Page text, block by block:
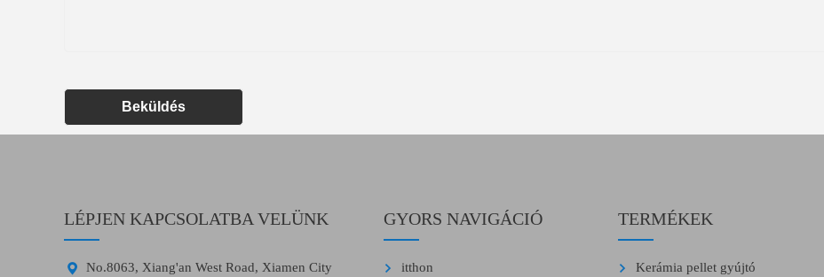
Beküldés
LÉPJEN KAPCSOLATBA VELÜNK

No.8063, Xiang'an West Road, Xiamen City
GYORS NAVIGÁCIÓ
itthon
TERMÉKEK
Kerámia pellet gyújtó